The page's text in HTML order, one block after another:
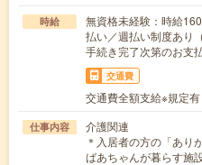
時給
無資格未経験：時給
払い／週払い制度あり
手続き完了次第のお支
交通費
交通費全額支給※規定有
仕事内容
介護関連
＊入居者の方の「あり
ばあちゃんが暮らす施